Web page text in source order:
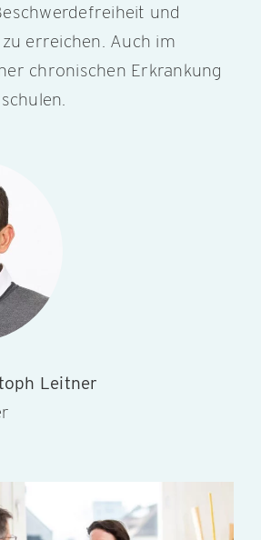
und
erreichen. Auch im
chronischen Erkrankung
Leitner